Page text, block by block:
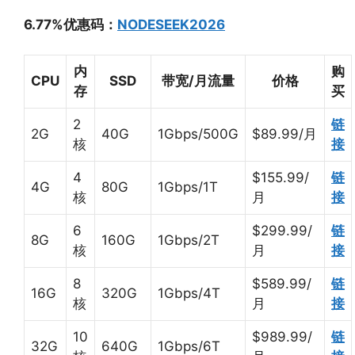
6.77%优惠码： NODESEEK2026
CPU
内
存
SSD 带宽/月流量 价格
购
买
2G
2
核
40G 1Gbps/500G $89.99/月
链
接
4G
4
核
80G 1Gbps/1T
$155.99/
月
链
接
8G
6
核
160G 1Gbps/2T
$299.99/
月
链
接
16G
8
核
320G 1Gbps/4T
$589.99/
月
链
接
32G
10
640G 1Gbps/6T
$989.99/
链